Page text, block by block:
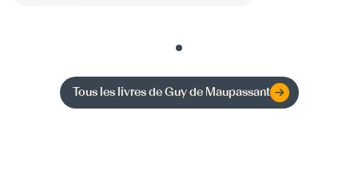
Tous les livres deGuy de Maupassant